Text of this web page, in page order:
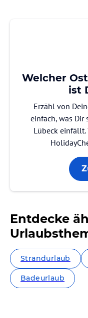
Welcher
ist
Erzähl von
einfach, was Dir
Lübeck einfällt.
Entdecke
Strandurlaub
Badeurlaub